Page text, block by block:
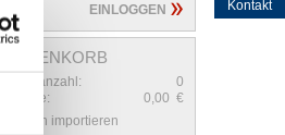
Kontakt
Zylinderschrauben
mit
Innensechskant,
DIN EN ISO 4762
erweitert, Stahl
oder Edelstahl
Zylindrische
WARENKORB
Artikelanzahl:
0
Summe:
0,00 €
Daten importieren